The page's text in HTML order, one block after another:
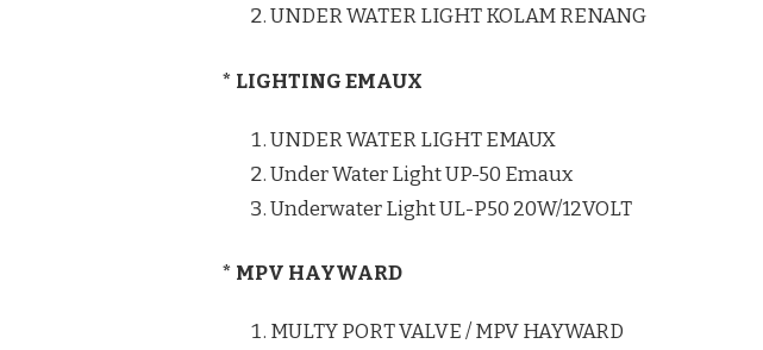
UNDER WATER LIGHT KOLAM RENANG
* LIGHTING EMAUX
UNDER WATER LIGHT EMAUX
Under Water Light UP-50 Emaux
Underwater Light UL-P50 20W/12VOLT
* MPV HAYWARD
MULTY PORT VALVE / MPV HAYWARD